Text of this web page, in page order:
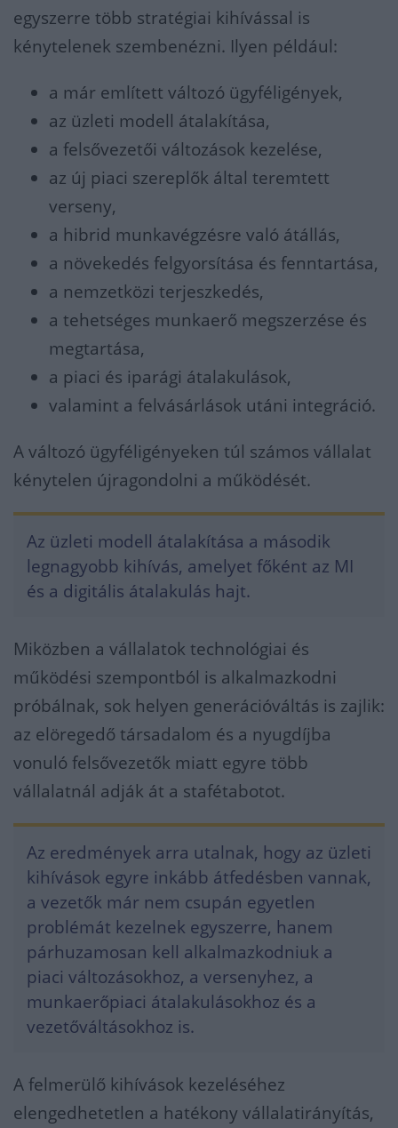
egyszerre több stratégiai kihívással is
kénytelenek szembenézni. Ilyen például:
a már említett változó ügyféligények,
az üzleti modell átalakítása,
a felsővezetői változások kezelése,
az új piaci szereplők által teremtett
verseny,
a hibrid munkavégzésre való átállás,
a növekedés felgyorsítása és fenntartása,
a nemzetközi terjeszkedés,
a tehetséges munkaerő megszerzése és
megtartása,
a piaci és iparági átalakulások,
valamint a felvásárlások utáni integráció.
A változó ügyféligényeken túl számos vállalat
kénytelen újragondolni a működését.
Az üzleti modell átalakítása a második
legnagyobb kihívás, amelyet főként az MI
és a digitális átalakulás hajt.
Miközben a vállalatok technológiai és
működési szempontból is alkalmazkodni
próbálnak, sok helyen generációváltás is zajlik:
az elöregedő társadalom és a nyugdíjba
vonuló felsővezetők miatt egyre több
vállalatnál adják át a stafétabotot.
Az eredmények arra utalnak, hogy az üzleti
kihívások egyre inkább átfedésben vannak,
a vezetők már nem csupán egyetlen
problémát kezelnek egyszerre, hanem
párhuzamosan kell alkalmazkodniuk a
piaci változásokhoz, a versenyhez, a
munkaerőpiaci átalakulásokhoz és a
vezetőváltásokhoz is.
A felmerülő kihívások kezeléséhez
elengedhetetlen a hatékony vállalatirányítás,